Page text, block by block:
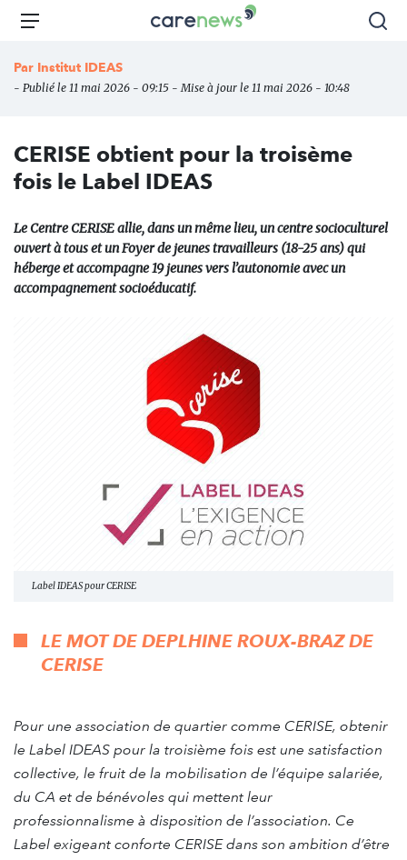
Aller
principal
Carenews,
des
l'engagement
Menu
Par Institut IDEAS
- Publié le 11 mai 2026 - 09:15 - Mise à jour le 11 mai 2026 - 10:48
CERISE obtient pour la troisème
fois le Label IDEAS
Le Centre CERISE allie, dans un même lieu, un centre socioculturel
ouvert à tous et un Foyer de jeunes travailleurs (18-25 ans) qui
héberge et accompagne 19 jeunes vers l’autonomie avec un
accompagnement socioéducatif.
Label IDEAS pour CERISE
LE MOT DE DEPLHINE ROUX-BRAZ DE
CERISE
Pour une association de quartier comme CERISE, obtenir
le Label IDEAS pour la troisième fois est une satisfaction
collective, le fruit de la mobilisation de l’équipe salariée,
du CA et de bénévoles qui mettent leur
professionnalisme à disposition de l’association. Ce
Label exigeant conforte CERISE dans son ambition d’être